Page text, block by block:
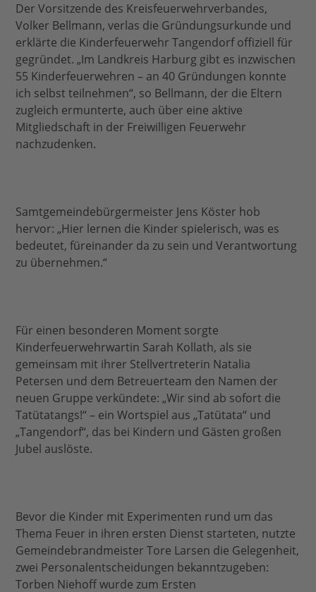
Der Vorsitzende des Kreisfeuerwehrverbandes,
Volker Bellmann, verlas die Gründungsurkunde und
erklärte die Kinderfeuerwehr Tangendorf offiziell für
gegründet. „Im Landkreis Harburg gibt es inzwischen
55 Kinderfeuerwehren – an 40 Gründungen konnte
ich selbst teilnehmen“, so Bellmann, der die Eltern
zugleich ermunterte, auch über eine aktive
Mitgliedschaft in der Freiwilligen Feuerwehr
nachzudenken.
Samtgemeindebürgermeister Jens Köster hob
hervor: „Hier lernen die Kinder spielerisch, was es
bedeutet, füreinander da zu sein und Verantwortung
zu übernehmen.“
Für einen besonderen Moment sorgte
Kinderfeuerwehrwartin Sarah Kollath, als sie
gemeinsam mit ihrer Stellvertreterin Natalia
Petersen und dem Betreuerteam den Namen der
neuen Gruppe verkündete: „Wir sind ab sofort die
Tatütatangs!“ – ein Wortspiel aus „Tatütata“ und
„Tangendorf“, das bei Kindern und Gästen großen
Jubel auslöste.
Bevor die Kinder mit Experimenten rund um das
Thema Feuer in ihren ersten Dienst starteten, nutzte
Gemeindebrandmeister Tore Larsen die Gelegenheit,
zwei Personalentscheidungen bekanntzugeben:
Torben Niehoff wurde zum Ersten